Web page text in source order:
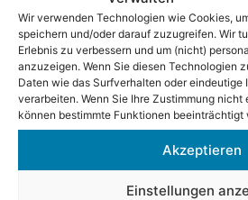
Wir verwenden Technologien wie Cookies,
speichern und/oder darauf zuzugreifen. Wir
Erlebnis zu verbessern und um (nicht)
anzuzeigen. Wenn Sie diesen Technologien
Daten wie das Surfverhalten oder eindeutige
verarbeiten. Wenn Sie Ihre Zustimmung
können bestimmte Funktionen beeinträchtigt
Akzeptieren
Einstellungen